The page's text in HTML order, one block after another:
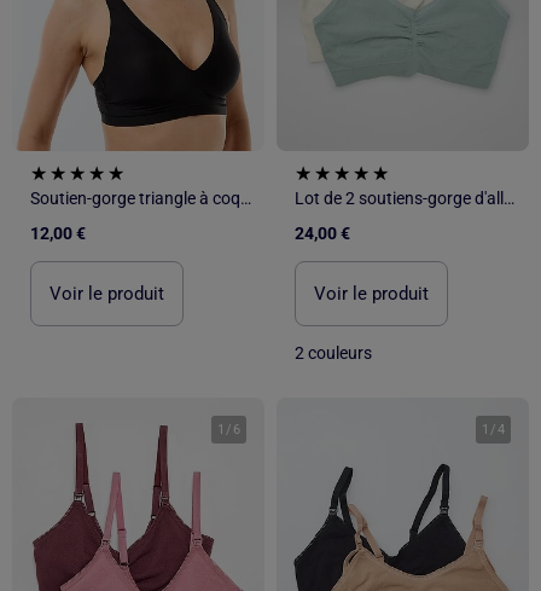
Soutien-gorge triangle à coques en microfibre
12,00 €
Voir le produit
Lot de 2 soutiens-gorge d'allaitement
24,00 €
Voir le produit
2 couleurs
1 / 6 1 /4